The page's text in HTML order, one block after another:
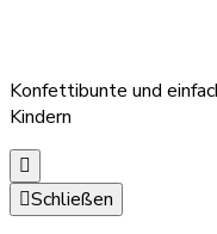
Konfettibunte und
Kindern
Schließen